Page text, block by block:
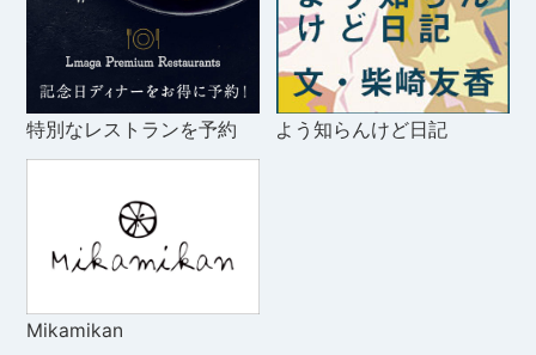
特別なレストランを予約 よう知らんけど日記
Mikamikan